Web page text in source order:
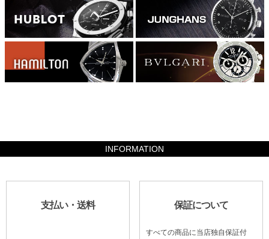
INFORMATION
支払い・送料 保証について
すべての商品に当店独自保証付